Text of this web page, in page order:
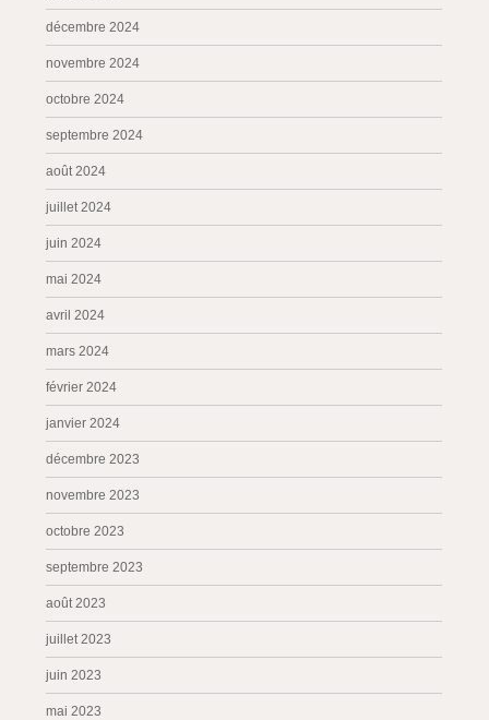
décembre 2024
novembre 2024
octobre 2024
septembre 2024
août 2024
juillet 2024
juin 2024
mai 2024
avril 2024
mars 2024
février 2024
janvier 2024
décembre 2023
novembre 2023
octobre 2023
septembre 2023
août 2023
juillet 2023
juin 2023
mai 2023